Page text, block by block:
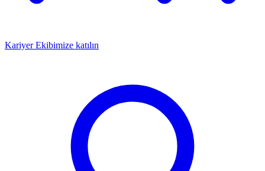
Kariyer Ekibimize katılın